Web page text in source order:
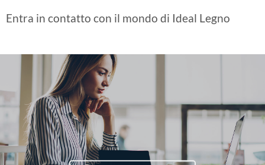
Entra in contatto con il mondo di Ideal Legno